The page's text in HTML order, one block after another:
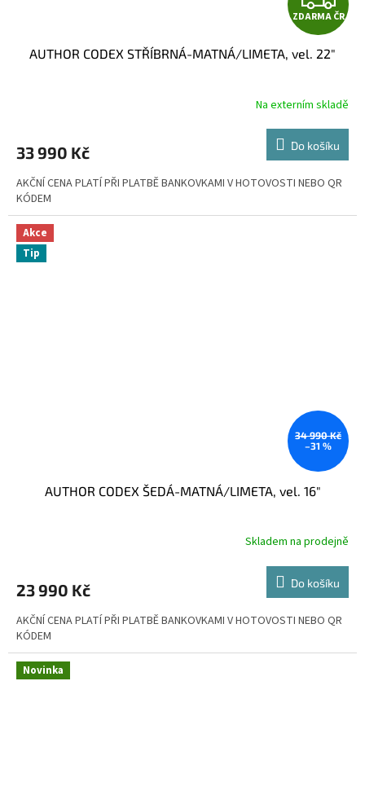
D
R
M
A
ZDARMA ČR
AUTHOR CODEX STŘÍBRNÁ-MATNÁ/LIMETA, vel. 22"
Na externím skladě
33 990 Kč Do košíku
AKČNÍ CENA PLATÍ PŘI PLATBĚ BANKOVKAMI V HOTOVOSTI NEBO QR
KÓDEM
Akce
Tip
34 990 Kč
–31 %
AUTHOR CODEX ŠEDÁ-MATNÁ/LIMETA, vel. 16"
Skladem na prodejně
23 990 Kč Do košíku
AKČNÍ CENA PLATÍ PŘI PLATBĚ BANKOVKAMI V HOTOVOSTI NEBO QR
KÓDEM
Novinka